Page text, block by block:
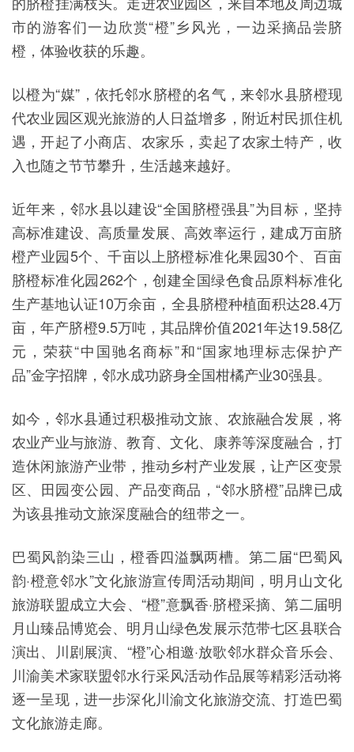
市的游客们一边欣赏“橙”乡风光，一边采摘品尝脐
橙，体验收获的乐趣。
以橙为“媒”，依托邻水脐橙的名气，来邻水县脐橙现
代农业园区观光旅游的人日益增多，附近村民抓住机
遇，开起了小商店、农家乐，卖起了农家土特产，收
入也随之节节攀升，生活越来越好。
近年来，邻水县以建设“全国脐橙强县”为目标，坚持
高标准建设、高质量发展、高效率运行，建成万亩脐
橙产业园5个、千亩以上脐橙标准化果园30个、百亩
脐橙标准化园262个，创建全国绿色食品原料标准化
生产基地认证10万余亩，全县脐橙种植面积达28.4万
亩，年产脐橙9.5万吨，其品牌价值2021年达19.58亿
元，荣获“中国驰名商标”和“国家地理标志保护产
品”金字招牌，邻水成功跻身全国柑橘产业30强县。
如今，邻水县通过积极推动文旅、农旅融合发展，将
农业产业与旅游、教育、文化、康养等深度融合，打
造休闲旅游产业带，推动乡村产业发展，让产区变景
区、田园变公园、产品变商品，“邻水脐橙”品牌已成
为该县推动文旅深度融合的纽带之一。
巴蜀风韵染三山，橙香四溢飘两槽。第二届“巴蜀风
韵·橙意邻水”文化旅游宣传周活动期间，明月山文化
旅游联盟成立大会、“橙”意飘香·脐橙采摘、第二届明
月山臻品博览会、明月山绿色发展示范带七区县联合
演出、川剧展演、“橙”心相邀·放歌邻水群众音乐会、
川渝美术家联盟邻水行采风活动作品展等精彩活动将
逐一呈现，进一步深化川渝文化旅游交流、打造巴蜀
文化旅游走廊。